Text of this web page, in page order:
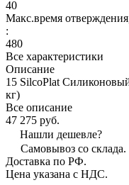
40
Макс.время
:
480
Все характеристики
Описание
15 SilcoPlat
кг)
Все описание
47 275 руб.
Нашли дешевле?
Самовывоз со склада.
Доставка по РФ.
Цена указана с НДС.